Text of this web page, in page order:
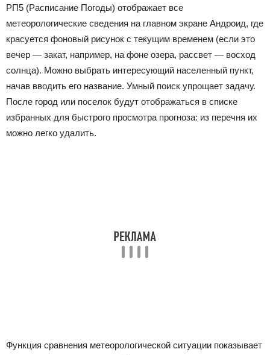
РП5 (Расписание Погоды) отображает все
метеорологические сведения на главном экране Андроид, где
красуется фоновый рисунок с текущим временем (если это
вечер — закат, например, на фоне озера, рассвет — восход
солнца). Можно выбрать интересующий населенный пункт,
начав вводить его название. Умный поиск упрощает задачу.
После город или поселок будут отображаться в списке
избранных для быстрого просмотра прогноза: из перечня их
можно легко удалить.
Функция сравнения метеорологической ситуации показывает